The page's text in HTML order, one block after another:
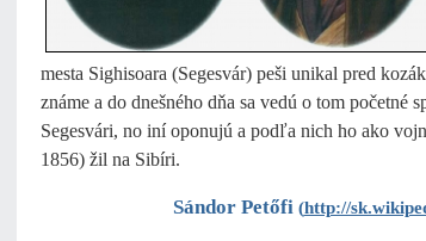
mesta Sighisoara (Segesvár) peši unikal pred
známe a do dnešného dňa sa vedú o tom
Segesvári, no iní oponujú a podľa nich ho ako
1856) žil na Sibíri.
Sándor Petőfi (http://